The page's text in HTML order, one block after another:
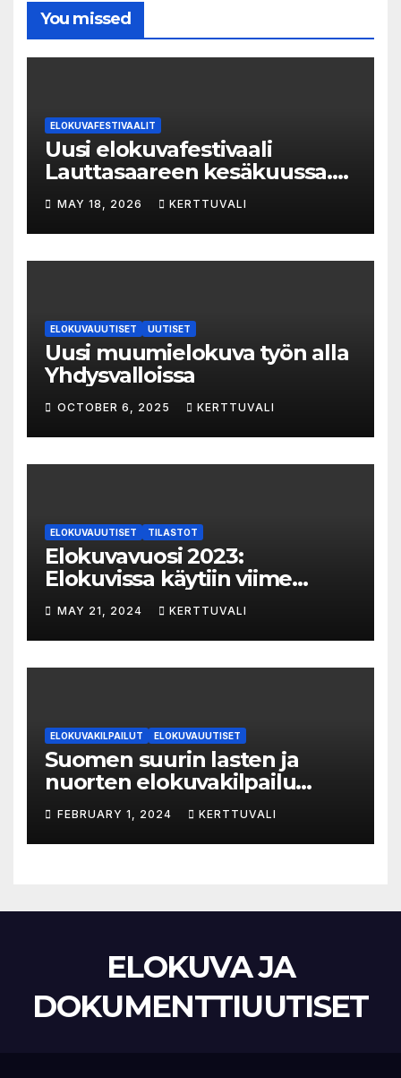
You missed
ELOKUVAFESTIVAALIT
Uusi elokuvafestivaali
Lauttasaareen kesäkuussa.
LAUTTA-KINO esittää kaikki
elokuvat 35mm-filmiltä.
MAY 18, 2026 KERTTUVALI
ELOKUVAUUTISET UUTISET
Uusi muumielokuva työn alla
Yhdysvalloissa
OCTOBER 6, 2025 KERTTUVALI
ELOKUVAUUTISET TILASTOT
Elokuvavuosi 2023:
Elokuvissa käytiin viime
vuonna 7,2 miljoonaa kertaa
ympäri Suomen
MAY 21, 2024 KERTTUVALI
ELOKUVAKILPAILUT ELOKUVAUUTISET
Suomen suurin lasten ja
nuorten elokuvakilpailu
alkaa – suojelijana Aki
Kaurismäki
FEBRUARY 1, 2024 KERTTUVALI
ELOKUVA JA
DOKUMENTTIUUTISET